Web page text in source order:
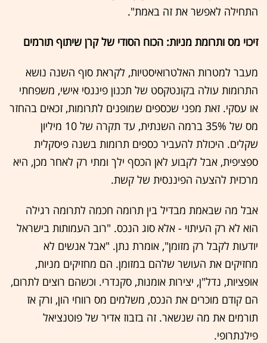
התחילה לאפשר את זה באמת".
זיכוי מס ותרומת מניות: הכוח הסודי של קרן שיתוף תורמים
מעבר למטרות האלטרואיסטיות, לקראת סוף השנה נושא
התרומות עולה בקונטקסט של תכנון פיננסי אישי, משפחתי
או עסקי. זאת מפני שכספים שמופנים לתרומות, זכאים בהחזר
מס של 35% ברמה השנתית, עד תקרה של 10 מיליון
שקלים. היכולת להעביר כספים תרומות בשנה פיסקלית
ספציפית, אבל לקבוע לאן הכסף ילך ומתי רק לאחר מכן, היא
מרכזית להצעה הפיננסית של קשת.
אבל מה שבאמת מבדיל בין תרומה חכמה לתרומה רגילה
הוא לא רק העיתוי - אלא סוג הנכס. "רוב העמותות בישראל
יודעות לקבל רק מזומן", אומרת נתן. "אבל אנשים לא
מחזיקים את העושר שלהם במזומן. הם מחזיקים מניות,
אופציות, נדל"ן, יצירות אומנות, סקנדרי. וכשהם רוצים לתרום,
הם קודם מוכרים את הנכס, משלמים מס רווחי הון, ורק אז
תורמים את מה שנשאר. זה בזבוז אדיר של פוטנציאל
פילנתרופי.